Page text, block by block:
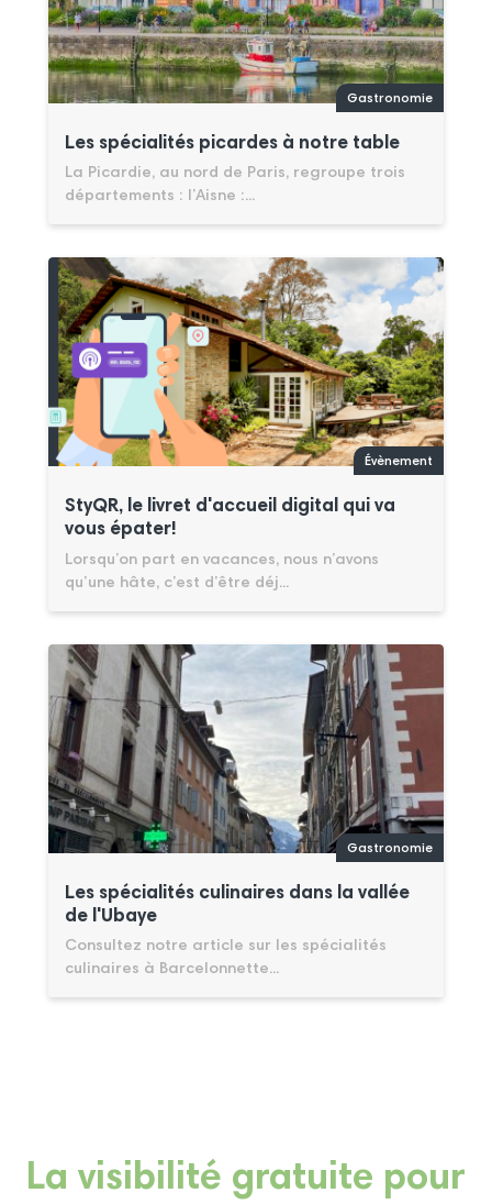
Gastronomie
Les spécialités picardes à notre table
La Picardie, au nord de Paris, regroupe trois
départements : l’Aisne :...
Évènement
StyQR, le livret d'accueil digital qui va
vous épater!
Lorsqu’on part en vacances, nous n’avons
qu’une hâte, c’est d’être déj...
Gastronomie
Les spécialités culinaires dans la vallée
de l'Ubaye
Consultez notre article sur les spécialités
culinaires à Barcelonnette...
La visibilité gratuite pour